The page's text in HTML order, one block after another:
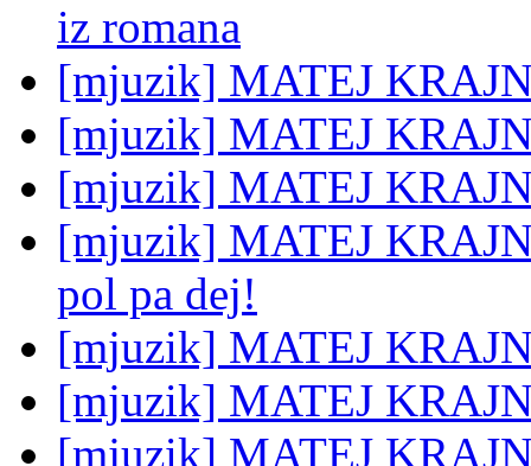
iz romana
[mjuzik] MATEJ
[mjuzik] MATEJ
[mjuzik] MATEJ
[mjuzik] MATEJ
pol pa dej!
[mjuzik] MATEJ
[mjuzik] MATEJ
[mjuzik] MATEJ